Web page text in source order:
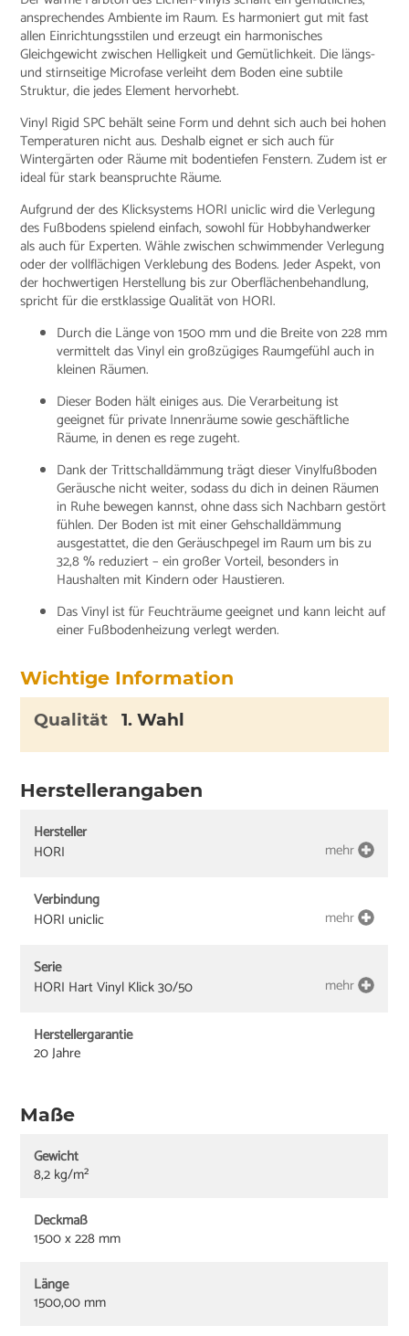
ansprechendes Ambiente im Raum. Es harmoniert gut mit fast
allen Einrichtungsstilen und erzeugt ein harmonisches
Gleichgewicht zwischen Helligkeit und Gemütlichkeit. Die längs-
und stirnseitige Microfase verleiht dem Boden eine subtile
Struktur, die jedes Element hervorhebt.
Vinyl Rigid SPC behält seine Form und dehnt sich auch bei hohen
Temperaturen nicht aus. Deshalb eignet er sich auch für
Wintergärten oder Räume mit bodentiefen Fenstern. Zudem ist er
ideal für stark beanspruchte Räume.
Aufgrund der des Klicksystems HORI uniclic wird die Verlegung
des Fußbodens spielend einfach, sowohl für Hobbyhandwerker
als auch für Experten. Wähle zwischen schwimmender Verlegung
oder der vollflächigen Verklebung des Bodens. Jeder Aspekt, von
der hochwertigen Herstellung bis zur Oberflächenbehandlung,
spricht für die erstklassige Qualität von HORI.
Durch die Länge von 1500 mm und die Breite von 228 mm
vermittelt das Vinyl ein großzügiges Raumgefühl auch in
kleinen Räumen.
Dieser Boden hält einiges aus. Die Verarbeitung ist
geeignet für private Innenräume sowie geschäftliche
Räume, in denen es rege zugeht.
Dank der Trittschalldämmung trägt dieser Vinylfußboden
Geräusche nicht weiter, sodass du dich in deinen Räumen
in Ruhe bewegen kannst, ohne dass sich Nachbarn gestört
fühlen. Der Boden ist mit einer Gehschalldämmung
ausgestattet, die den Geräuschpegel im Raum um bis zu
32,8 % reduziert – ein großer Vorteil, besonders in
Haushalten mit Kindern oder Haustieren.
Das Vinyl ist für Feuchträume geeignet und kann leicht auf
einer Fußbodenheizung verlegt werden.
Wichtige Information
Qualität 1. Wahl
Herstellerangaben
Hersteller
HORI
mehr
Verbindung
HORI uniclic
mehr
Serie
HORI Hart Vinyl Klick 30/50
mehr
Herstellergarantie
20 Jahre
Maße
Gewicht
8,2 kg/m²
Deckmaß
1500 x 228 mm
Länge
1500,00 mm